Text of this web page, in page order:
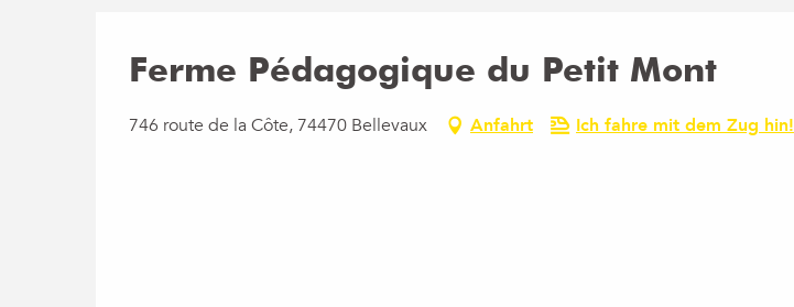
Ferme Pédagogique du Petit Mont
746 route de la Côte, 74470 Bellevaux Anfahrt Ich fahre mit dem Zug hin!